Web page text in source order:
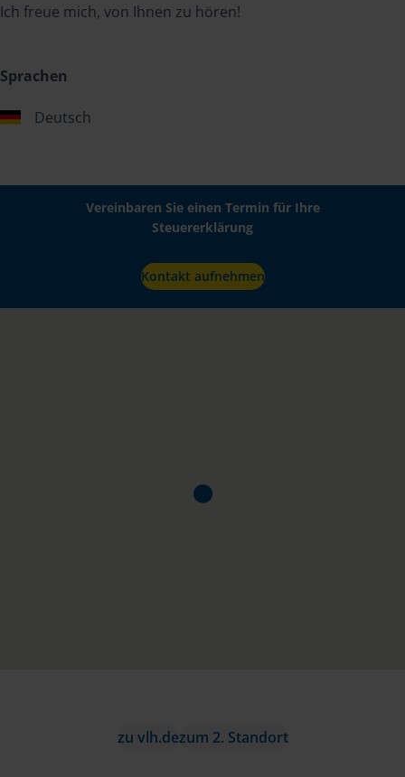
Ich freue mich, von Ihnen zu hören!
Sprachen
Deutsch
Vereinbaren Sie einen Termin für Ihre
Steuererklärung
Kontakt aufnehmen
zu vlh.dezum 2. Standort